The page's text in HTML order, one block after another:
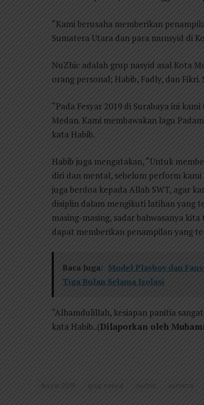
“Kami berusaha memberikan
Sumatera Utara dan para munsyid di
NuZhic adalah grup nasyid asal Kota
orang personal; Habib, Fadly, dan
“Pada Fesyar 2019 di Surabaya ini
Medan. Kami membawakan lagu
kata Habib.
Habib juga mengatakan, “Untuk
diri dan mental, sebelum perform
juga berdoa kepada Allah SWT, agar
disiplin dalam mengikuti latihan yang
masing-masing, sadar bahwasanya
dapat memberikan penampilan yang
Baca Juga: Model Playboy dan
Tiga Bulan Selama Isolasi
“Alhamdulillah, kesiapan panitia
kata Habib..(Dilaporkan oleh
fesyar 2019 grup nasyid nuzhic sumatra